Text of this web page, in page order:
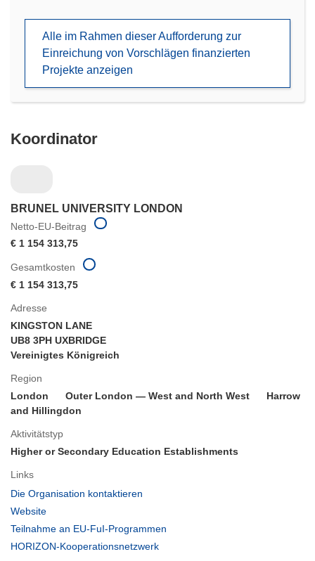
Fenster)
Alle im Rahmen dieser Aufforderung zur
Einreichung von Vorschlägen finanzierten
Projekte anzeigen
Koordinator
BRUNEL UNIVERSITY LONDON
Netto-EU-Beitrag
€ 1 154 313,75
Adresse
KINGSTON LANE
UB8 3PH UXBRIDGE
Vereinigtes Königreich
Region
London
Outer London — West and North West
Harrow
and Hillingdon
Aktivitätstyp
Higher or Secondary Education Establishments
Links
Die Organisation kontaktieren
Website
in
Fenster)
Teilnahme an EU-FuI-Programmen
HORIZON-Kooperationsnetzwerk
Gesamtkosten
€ 1 154 313,75